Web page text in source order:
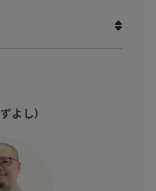
」なのです。
ピーって何？」
の作り方」
践的な知識までをご紹介しま
よし）